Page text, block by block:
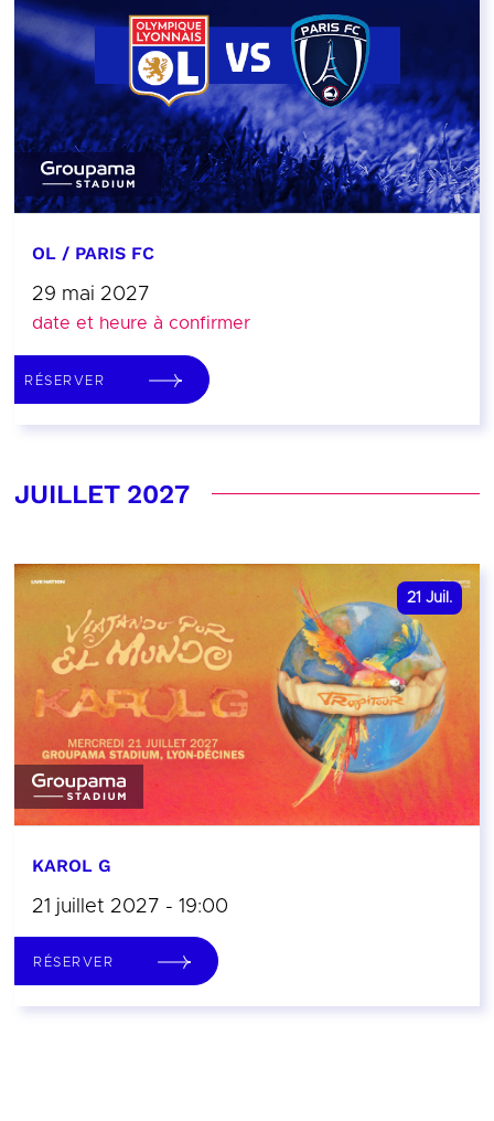
OL / PARIS FC
29 mai 2027
date et heure à confirmer
RÉSERVER
JUILLET 2027
21 Juil.
KAROL G
21 juillet 2027 - 19:00
RÉSERVER